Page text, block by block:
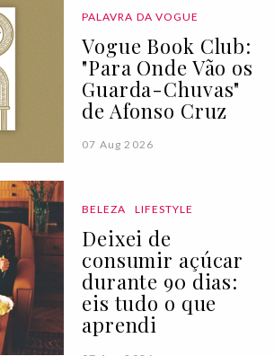
PALAVRA DA VOGUE
Vogue Book Club:
"Para Onde Vão os
Guarda-Chuvas"
de Afonso Cruz
07 Aug 2026
BELEZA LIFESTYLE
Deixei de
consumir açúcar
durante 90 dias:
eis tudo o que
aprendi